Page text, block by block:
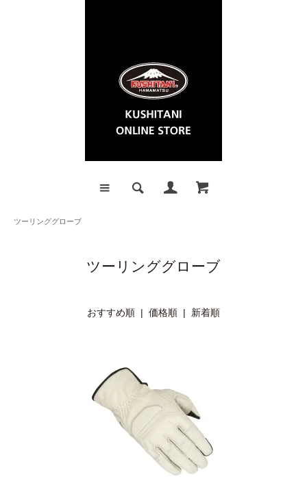
ツーリンググローブ
ツーリンググローブ
おすすめ順 | 価格順 | 新着順